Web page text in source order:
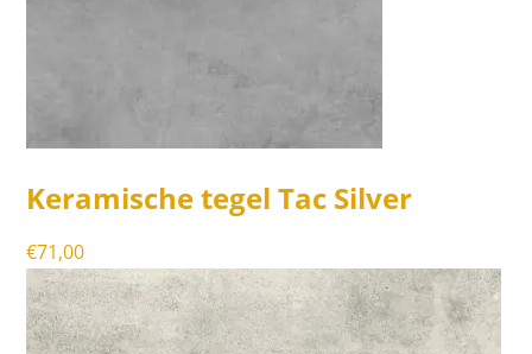
Keramische tegel Tac Silver
€71,00